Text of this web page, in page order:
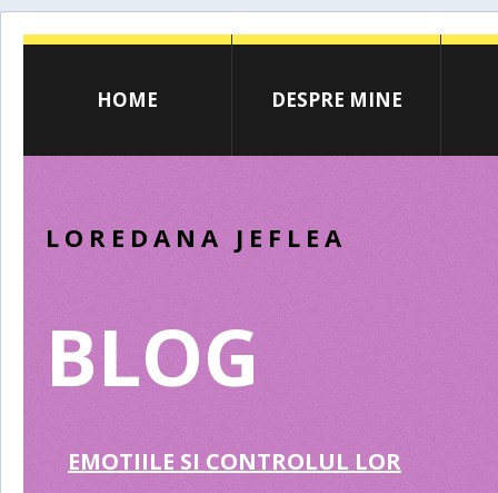
HOME DESPRE MINE
LOREDANA JEFLEA
BLOG
EMOTIILE SI CONTROLUL LOR